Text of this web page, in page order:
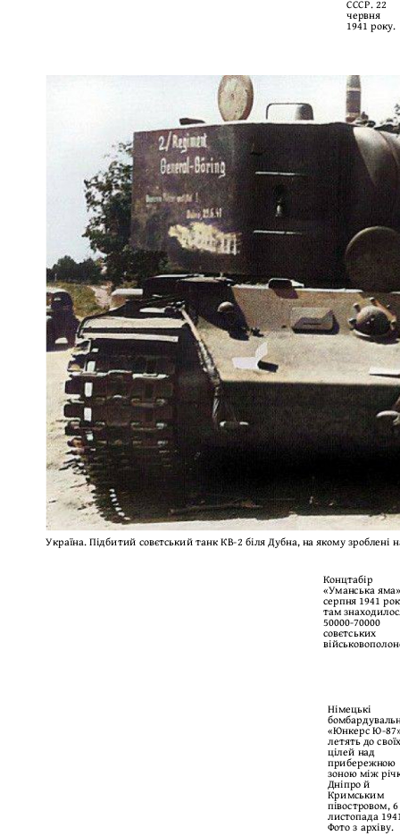
СССР. 22
червня
1941 року.
Україна. Підбитий совєтський танк КВ-2 біля Дубна, на якому
Концтабір
«Уманська
серпня 1941
там
50000-70000
совєтських
Німецькі
«Юнкерс Ю-
летять до своїх
цілей над
прибережною
зоною між
Дніпро й
Кримським
півостровом, 6
листопада
Фото з архіву.